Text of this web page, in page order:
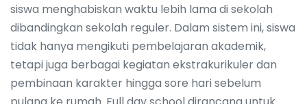
siswa menghabiskan waktu lebih lama di sekolah
dibandingkan sekolah reguler. Dalam sistem ini, siswa
tidak hanya mengikuti pembelajaran akademik,
tetapi juga berbagai kegiatan ekstrakurikuler dan
pembinaan karakter hingga sore hari sebelum